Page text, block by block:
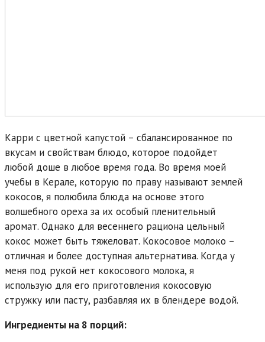
Карри с цветной капустой – сбалансированное по
вкусам и свойствам блюдо, которое подойдет
любой доше в любое время года. Во время моей
учебы в Керале, которую по праву называют землей
кокосов, я полюбила блюда на основе этого
волшебного ореха за их особый пленительный
аромат. Однако для весеннего рациона цельный
кокос может быть тяжеловат. Кокосовое молоко –
отличная и более доступная альтернатива. Когда у
меня под рукой нет кокосового молока, я
использую для его приготовления кокосовую
стружку или пасту, разбавляя их в блендере водой.
Ингредиенты на 8 порций: